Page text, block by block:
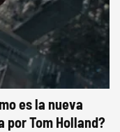
es la nueva
por Tom Holland?